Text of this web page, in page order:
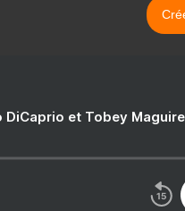
DiCaprio et Tobey